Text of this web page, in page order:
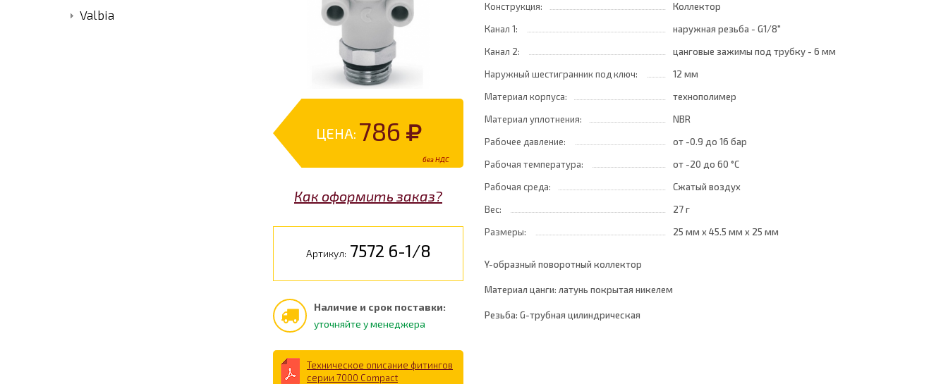
Valbia
ЦЕНА: 786
без НДС
Как оформить заказ?
Артикул: 7572 6-1/8
Наличие и срок поставки:
уточняйте у менеджера
Техническое описание фитингов
серии 7000 Compact
Конструкция:
Коллектор
Канал 1:
наружная резьба - G1/8"
Канал 2:
цанговые зажимы под трубку - 6 мм
Наружный шестигранник под ключ:
12 мм
Материал корпуса:
технополимер
Материал уплотнения:
NBR
Рабочее давление:
от -0.9 до 16 бар
Рабочая температура:
от -20 до 60 °C
Рабочая среда:
Сжатый воздух
Вес:
27 г
Размеры:
25 мм x 45.5 мм x 25 мм
Y-образный поворотный коллектор
Материал цанги: латунь покрытая никелем
Резьба: G-трубная цилиндрическая